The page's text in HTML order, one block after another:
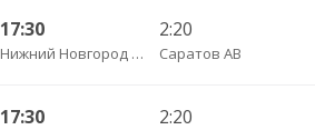
17:30
Нижний Новгород Щербинки
2:20
Саратов АВ
17:30 2:20